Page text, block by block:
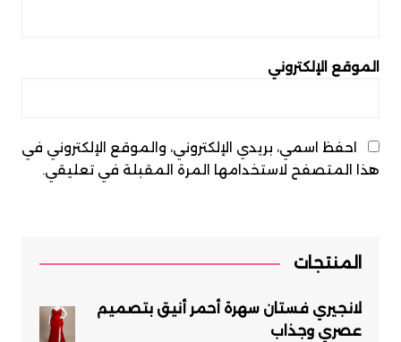
الموقع الإلكتروني
احفظ اسمي، بريدي الإلكتروني، والموقع الإلكتروني في
هذا المتصفح لاستخدامها المرة المقبلة في تعليقي.
المنتجات
لانجيري فستان سهرة أحمر أنيق بتصميم
عصري وجذاب